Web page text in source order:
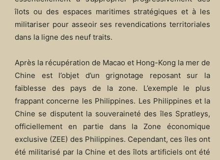
îlots ou des espaces maritimes stratégiques et à les
militariser pour asseoir ses revendications territoriales
dans la ligne des neuf traits.
Après la récupération de Macao et Hong-Kong la mer de
Chine est l’objet d’un grignotage reposant sur la
faiblesse des pays de la zone. L’exemple le plus
frappant concerne les Philippines. Les Philippines et la
Chine se disputent la souveraineté des îles Spratleys,
officiellement en partie dans la Zone économique
exclusive (ZEE) des Philippines. Cependant, ces îles ont
été militarisé par la Chine et des îlots artificiels ont été